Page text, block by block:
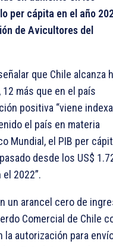
per cápita en el año
de Avicultores del
que Chile alcanza
más que en el país
positiva “viene
el país en materia
Mundial, el PIB per
desde los US$
2022”.
un arancel cero de
Comercial de Chile
la autorización para